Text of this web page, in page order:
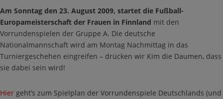
Am Sonntag den 23. August 2009, startet die Fußball-
Europameisterschaft der Frauen in Finnland mit den
Vorrundenspielen der Gruppe A. Die deutsche
Nationalmannschaft wird am Montag Nachmittag in das
Turniergeschehen eingreifen – drücken wir Kim die Daumen, dass
sie dabei sein wird!
Hier geht’s zum Spielplan der Vorrundenspiele Deutschlands (und